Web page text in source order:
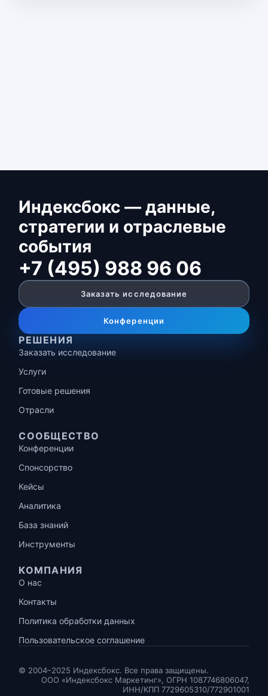
Индексбокс — данные,
стратегии и отраслевые
события
+7 (495) 988 96 06
Заказать исследование
Конференции
РЕШЕНИЯ
Заказать исследование
Услуги
Готовые решения
Отрасли
СООБЩЕСТВО
Конференции
Спонсорство
Кейсы
Аналитика
База знаний
Инструменты
КОМПАНИЯ
О нас
Контакты
Политика обработки данных
Пользовательское соглашение
© 2004–2025 Индексбокс. Все права защищены.
ООО «Индексбокс Маркетинг», ОГРН 1087746806047,
ИНН/КПП 7729605310/772901001